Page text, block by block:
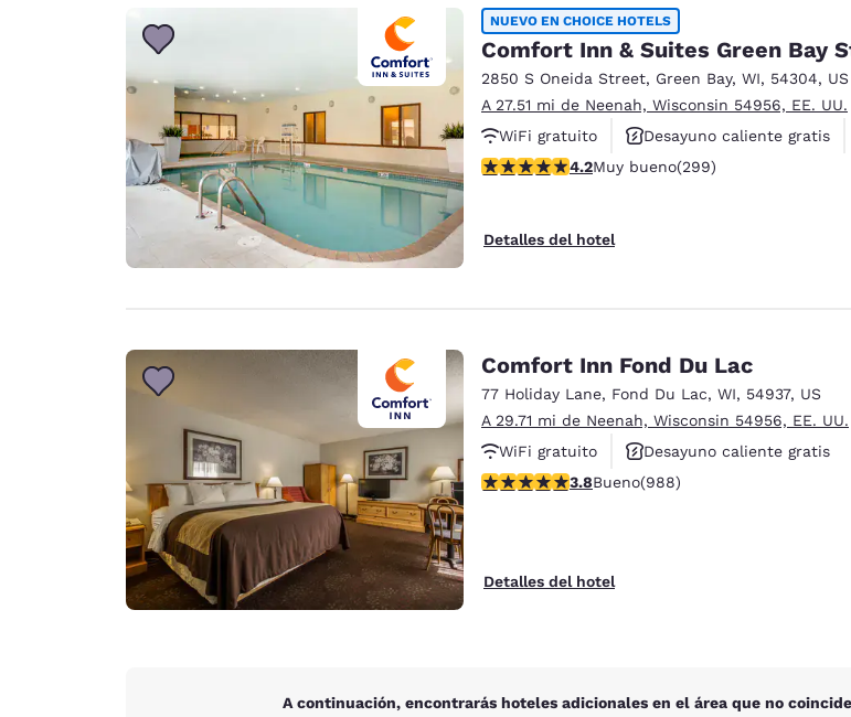
Europa
Deutschland
Deutsch
Germany
Spain
English
France
Ireland
English
Asia-Pacífico
Australia India
NUEVO EN CHOICE HOTELS
Comfort Inn & Suites Green Bay
2850 S Oneida Street, Green Bay, WI, 54304, US
A 27.51 mi de Neenah, Wisconsin 54956, EE. UU.
WiFi gratuito
Desayuno caliente gratis
calificación de 4.19 estrellas. Muy bueno. 299
4.2Muy bueno(299)
Detalles del hotel
Comfort Inn Fond Du Lac
77 Holiday Lane, Fond Du Lac, WI, 54937, US
A 29.71 mi de Neenah, Wisconsin 54956, EE. UU.
WiFi gratuito
Desayuno caliente gratis
Se aceptan mascotas
calificación de 3.79 estrellas. Bueno. 988 reseñas
3.8Bueno(988)
Detalles del hotel
A continuación, encontrarás hoteles adicionales en el área que no